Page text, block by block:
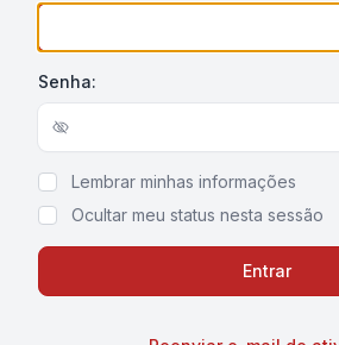
Senha:
Show/hide password
Lembrar minhas informações
Ocultar meu status nesta sessão